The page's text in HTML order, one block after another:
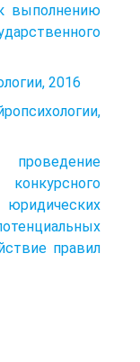
выполнению
2016
юридических
правил